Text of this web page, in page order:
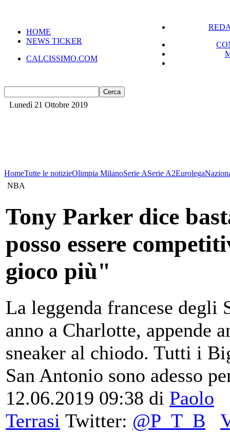
HOME
NEWS TICKER
CALCISSIMO.COM
Lunedì 21 Ottobre 2019
HomeTutte le notizieOlimpia MilanoSerie ASerie A2Eurolega
NBA
Tony Parker dice
posso essere
gioco più"
La leggenda francese degli
anno a Charlotte, appende
sneaker al chiodo. Tutti i
San Antonio sono adesso
12.06.2019 09:38 di Paolo
Terrasi Twitter: @P_T_B